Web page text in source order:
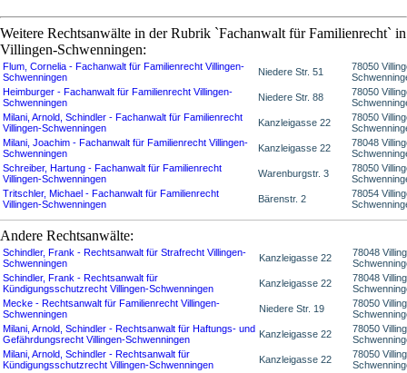
Weitere Rechtsanwälte in der Rubrik `Fachanwalt für Familienrecht` in
Villingen-Schwenningen:
Flum, Cornelia - Fachanwalt für Familienrecht Villingen-
Schwenningen
Niedere Str. 51
78050
Heimburger - Fachanwalt für Familienrecht Villingen-
Schwenningen
Niedere Str. 88
78050
Milani, Arnold, Schindler - Fachanwalt für Familienrecht
Villingen-Schwenningen
Kanzleigasse 22
78050
Milani, Joachim - Fachanwalt für Familienrecht Villingen-
Schwenningen
Kanzleigasse 22
78048
Schreiber, Hartung - Fachanwalt für Familienrecht
Villingen-Schwenningen
Warenburgstr. 3
78050
Tritschler, Michael - Fachanwalt für Familienrecht
Villingen-Schwenningen
Bärenstr. 2
78054
Andere Rechtsanwälte:
Schindler, Frank - Rechtsanwalt für Strafrecht Villingen-
Schwenningen
Kanzleigasse 22
78048
Schindler, Frank - Rechtsanwalt für
Kündigungsschutzrecht Villingen-Schwenningen
Kanzleigasse 22
78048
Mecke - Rechtsanwalt für Familienrecht Villingen-
Schwenningen
Niedere Str. 19
78050
Milani, Arnold, Schindler - Rechtsanwalt für Haftungs- und
Gefährdungsrecht Villingen-Schwenningen
Kanzleigasse 22
78050
Milani, Arnold, Schindler - Rechtsanwalt für
Kündigungsschutzrecht Villingen-Schwenningen
Kanzleigasse 22
78050